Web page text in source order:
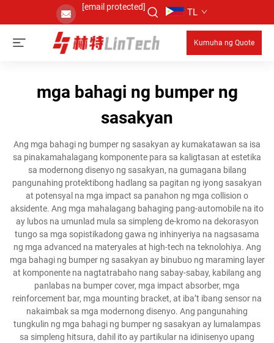
[email protected] TL
Kumuha ng Quote
mga bahagi ng bumper ng
sasakyan
Ang mga bahagi ng bumper ng sasakyan ay kumakatawan sa isa
sa pinakamahalagang komponente para sa kaligtasan at estetika
sa modernong disenyo ng sasakyan, na gumagana bilang
pangunahing protektibong hadlang sa pagitan ng iyong sasakyan
at potensyal na mga impact sa panahon ng mga collision o
aksidente. Ang mga mahalagang bahaging pang-automobile na ito
ay lubos na umunlad mula sa simpleng de-kromo na dekorasyon
tungo sa mga sopistikadong gawa ng inhinyeriya na nagsasama
ng mga advanced na materyales at high-tech na teknolohiya. Ang
mga bahagi ng bumper ng sasakyan ay binubuo ng maraming layer
at komponente na nagtatrabaho nang sabay-sabay, kabilang ang
panlabas na bumper cover, mga impact absorber, mga
reinforcement bar, mga mounting bracket, at iba’t ibang sensor na
nakaimbak sa mga modernong disenyo. Ang pangunahing
tungkulin ng mga bahagi ng bumper ng sasakyan ay lumalampas
sa simpleng hitsura, dahil ito ay partikular na idinisenyo upang